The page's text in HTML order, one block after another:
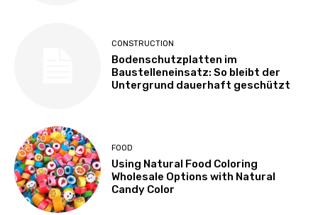
CONSTRUCTION
Bodenschutzplatten im
Baustelleneinsatz: So bleibt der
Untergrund dauerhaft geschützt
FOOD
Using Natural Food Coloring
Wholesale Options with Natural
Candy Color